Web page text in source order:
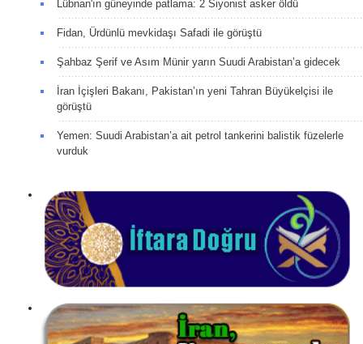
Lübnan'ın güneyinde patlama: 2 Siyonist asker öldü
Fidan, Ürdünlü mevkidaşı Safadi ile görüştü
Şahbaz Şerif ve Asım Münir yarın Suudi Arabistan’a gidecek
İran İçişleri Bakanı, Pakistan’ın yeni Tahran Büyükelçisi ile
görüştü
Yemen: Suudi Arabistan’a ait petrol tankerini balistik füzelerle
vurduk